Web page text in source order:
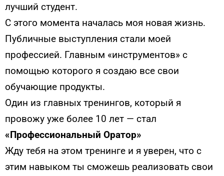
лучший студент.
С этого момента началась моя новая жизнь.
Публичные выступления стали моей
профессией. Главным «инструментов» с
помощью которого я создаю все свои
обучающие продукты.
Один из главных тренингов, который я
провожу уже более 10 лет — стал
«Профессиональный Оратор»
Жду тебя на этом тренинге и я уверен, что с
этим навыком ты сможешь реализовать свои